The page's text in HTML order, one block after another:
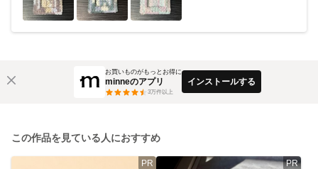
お買いものがもっとお得に
minneのアプリ
3万件以上
インストールする
この作品を見ている人におすすめ
PR PR